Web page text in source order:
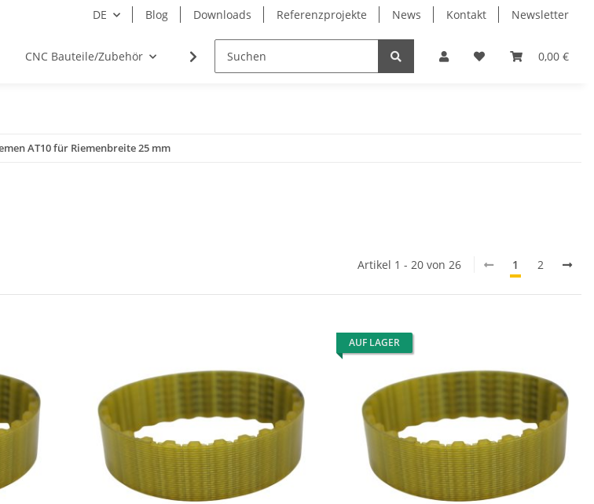
DE Blog Downloads Referenzprojekte News Kontakt Newsletter
0,00 €
CNC Bauteile/Zubehör Elektro Lagertechnik Lineartechnik
AT10 für Riemenbreite 25 mm
Artikel 1 - 20 von 26 1 2
AUF LAGER